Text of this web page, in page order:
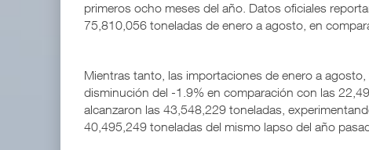
primeros ocho meses del año. Datos oficiales
75,810,056 toneladas de enero a agosto, en
Mientras tanto, las importaciones de enero a
disminución del -1.9% en comparación con las
alcanzaron las 43,548,229 toneladas,
40,495,249 toneladas del mismo lapso del año